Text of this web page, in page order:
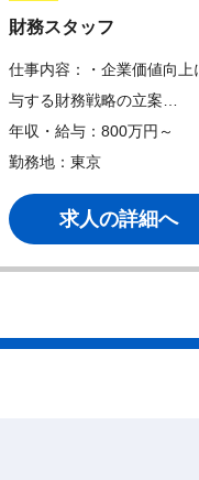
財務スタッフ
仕事内容：・企業価値向上
与する財務戦略の立案…
年収・給与：800万円～
勤務地：東京
求人の詳細へ